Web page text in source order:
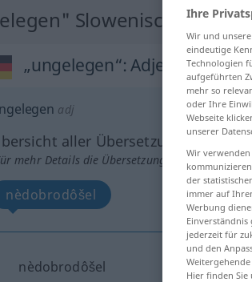
Slowenisch
„ungelegen“: Adjektiv
adj
aller Übersetzungen
mehr Details die Übersetzung anklicken/
nèdobrodôšel
nèdobrodôšel
Ihre
Wir und unsere
eindeutige
Technologien
aufgeführten
mehr so
oder Ihre
Webseite
unserer
Wir
der
immer auf
Werbung
Einverständnis
jederzeit für
und den
Hier finden Sie